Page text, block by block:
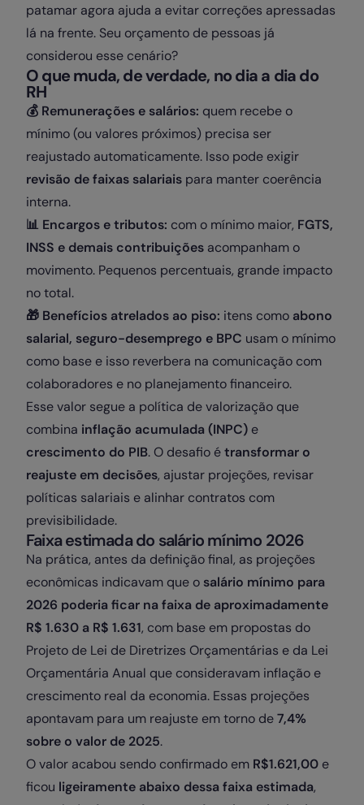
patamar agora ajuda a evitar correções apressadas
lá na frente. Seu orçamento de pessoas já
considerou esse cenário?
O que muda, de verdade, no dia a dia do
RH
💰 Remunerações e salários: quem recebe o
mínimo (ou valores próximos) precisa ser
reajustado automaticamente. Isso pode exigir
revisão de faixas salariais para manter coerência
interna.
📊 Encargos e tributos: com o mínimo maior, FGTS,
INSS e demais contribuições acompanham o
movimento. Pequenos percentuais, grande impacto
no total.
🎁 Benefícios atrelados ao piso: itens como abono
salarial, seguro-desemprego e BPC usam o mínimo
como base e isso reverbera na comunicação com
colaboradores e no planejamento financeiro.
Esse valor segue a política de valorização que
combina inflação acumulada (INPC) e
crescimento do PIB. O desafio étransformar o
reajuste em decisões, ajustar projeções, revisar
políticas salariais e alinhar contratos com
previsibilidade.
Faixa estimada do salário mínimo 2026
Na prática, antes da definição final, as projeções
econômicas indicavam que o salário mínimo para
2026 poderia ficar na faixa de aproximadamente
R$ 1.630 a R$ 1.631, com base em propostas do
Projeto de Lei de Diretrizes Orçamentárias e da Lei
Orçamentária Anual que consideravam inflação e
crescimento real da economia. Essas projeções
apontavam para um reajuste em torno de7,4%
sobre o valor de 2025.
O valor acabou sendo confirmado em R$1.621,00 e
ficou ligeiramente abaixo dessa faixa estimada,